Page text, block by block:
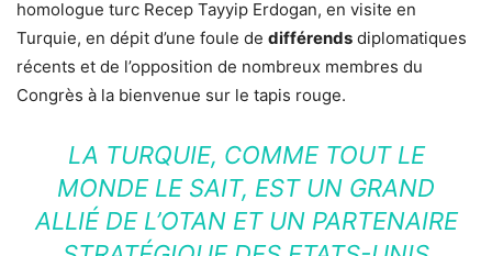
homologue turc Recep Tayyip Erdogan, en visite en
Turquie, en dépit d’une foule de différends diplomatiques
récents et de l’opposition de nombreux membres du
Congrès à la bienvenue sur le tapis rouge.
LA TURQUIE, COMME TOUT LE
MONDE LE SAIT, EST UN GRAND
ALLIÉ DE L’OTAN ET UN PARTENAIRE